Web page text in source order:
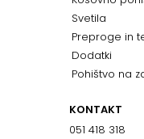
Svetila
Preproge in
Dodatki
Pohištvo na
KONTAKT
051 418 318